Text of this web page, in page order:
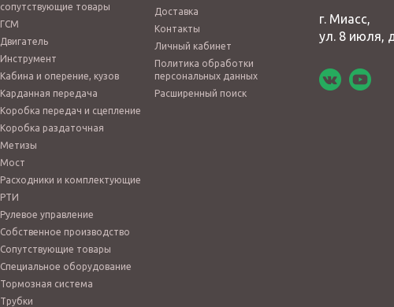
сопутствующие товары
ГСМ
Двигатель
Инструмент
Кабина и оперение, кузов
Карданная передача
Коробка передач и сцепление
Коробка раздаточная
Метизы
Мост
Расходники и комплектующие
РТИ
Рулевое управление
Собственное производство
Сопутствующие товары
Специальное оборудование
Тормозная система
Трубки
Доставка
Контакты
Личный кабинет
Политика обработки
персональных данных
Расширенный поиск
г. Миасс,
ул. 8 июля,